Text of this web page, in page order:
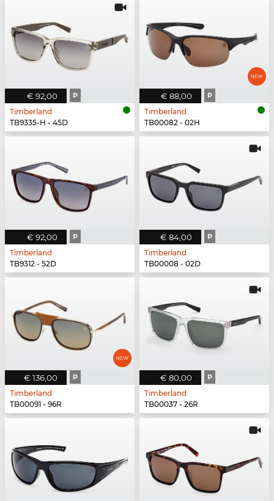
€ 92,00 P
Timberland
TB9335-H - 45D
€ 88,00 P
Timberland
TB00082 - 02H
€ 92,00 P
Timberland
TB9312 - 52D
€ 84,00 P
Timberland
TB00008 - 02D
€ 136,00 P
Timberland
TB00091 - 96R
€ 80,00 P
Timberland
TB00037 - 26R